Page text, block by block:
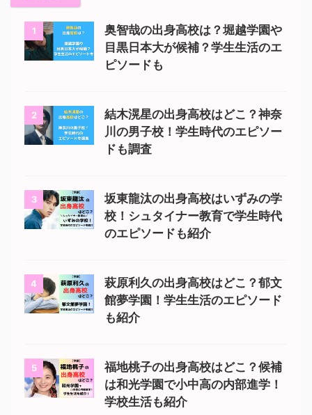
1
奥智哉の出身高校は？堀越学園や
目黒日本大が候補？学生生活のエ
ピソードも
2
結木滉星の出身高校はどこ？神奈
川の男子校！学生時代のエピソー
ドも調査
3
坂東龍汰の出身高校はいずみの学
校！シュタイナー教育で学生時代
のエピソードも紹介
4
萩原利久の出身高校はどこ？郁文
館夢学園！学生生活のエピソード
も紹介
5
福地桃子の出身高校はどこ？候補
は和光学園で小中高の内部進学！
学校生活も紹介